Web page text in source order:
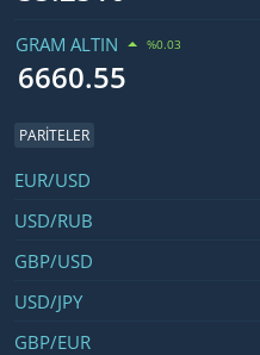
GRAM ALTIN %0.03
6660.55
PARITELER
KodFiyat
EUR/USD
USD/RUB
GBP/USD
USD/JPY
GBP/EUR